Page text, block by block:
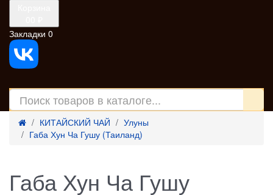
Закладки 0
КИТАЙСКИЙ ЧАЙ
Улуны
Габа Хун Ча Гушу (Таиланд)
Габа Хун Ча Гушу